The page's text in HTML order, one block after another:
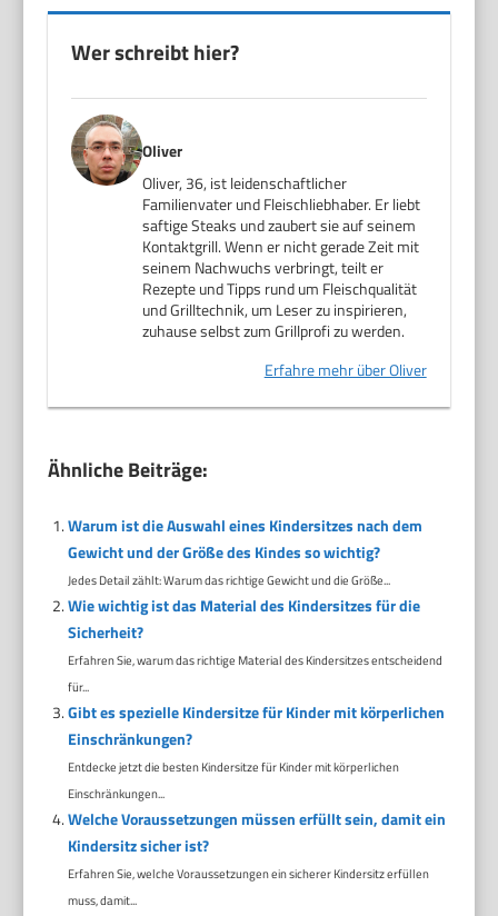
Wer schreibt hier?
Oliver
Oliver, 36, ist leidenschaftlicher
Familienvater und Fleischliebhaber. Er liebt
saftige Steaks und zaubert sie auf seinem
Kontaktgrill. Wenn er nicht gerade Zeit mit
seinem Nachwuchs verbringt, teilt er
Rezepte und Tipps rund um Fleischqualität
und Grilltechnik, um Leser zu inspirieren,
zuhause selbst zum Grillprofi zu werden.
Erfahre mehr über Oliver
Ähnliche Beiträge:
Warum ist die Auswahl eines Kindersitzes nach dem
Gewicht und der Größe des Kindes so wichtig?
Jedes Detail zählt: Warum das richtige Gewicht und die Größe...
Wie wichtig ist das Material des Kindersitzes für die
Sicherheit?
Erfahren Sie, warum das richtige Material des Kindersitzes entscheidend
für...
Gibt es spezielle Kindersitze für Kinder mit körperlichen
Einschränkungen?
Entdecke jetzt die besten Kindersitze für Kinder mit körperlichen
Einschränkungen...
Welche Voraussetzungen müssen erfüllt sein, damit ein
Kindersitz sicher ist?
Erfahren Sie, welche Voraussetzungen ein sicherer Kindersitz erfüllen
muss, damit...